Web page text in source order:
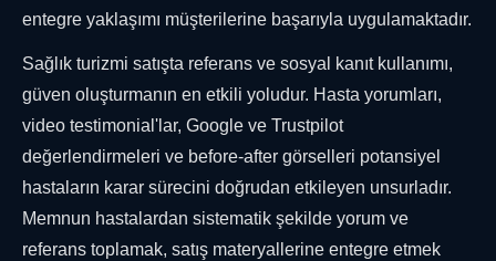
entegre yaklaşımı müşterilerine başarıyla uygulamaktadır.
Sağlık turizmi satışta referans ve sosyal kanıt kullanımı,
güven oluşturmanın en etkili yoludur. Hasta yorumları,
video testimonial'lar, Google ve Trustpilot
değerlendirmeleri ve before-after görselleri potansiyel
hastaların karar sürecini doğrudan etkileyen unsurladır.
Memnun hastalardan sistematik şekilde yorum ve
referans toplamak, satış materyallerine entegre etmek